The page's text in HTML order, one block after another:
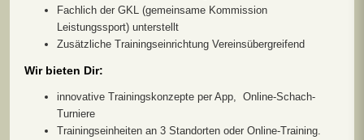
Fachlich der GKL (gemeinsame Kommission
Leistungssport) unterstellt
Zusätzliche Trainingseinrichtung Vereinsübergreifend
Wir bieten Dir:
innovative Trainingskonzepte per App, Online-Schach-
Turniere
Trainingseinheiten an 3 Standorten oder Online-Training.